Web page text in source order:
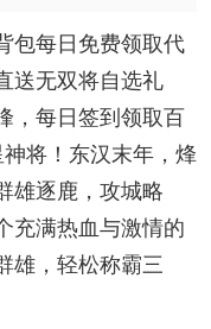
包每日免费领取代
送无双将自选礼
，每日签到领取百
将！东汉末年，烽
雄逐鹿，攻城略
充满热血与激情的
雄，轻松称霸三